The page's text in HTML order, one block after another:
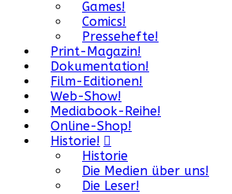
Games!
Comics!
Pressehefte!
Print-Magazin!
Dokumentation!
Film-Editionen!
Web-Show!
Mediabook-Reihe!
Online-Shop!
Historie!
Historie
Die Medien über uns!
Die Leser!